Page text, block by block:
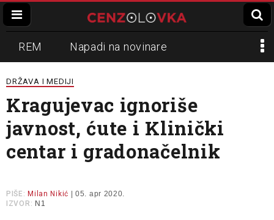
REM Napadi na novinare
Zvučni top
Propaganda Lokalni mediji
Informer Slavko Ćuruvija
DRŽAVA I MEDIJI
Kragujevac ignoriše
javnost, ćute i Klinički
centar i gradonačelnik
PIŠE: Milan Nikić | 05. apr 2020.
IZVOR: N1